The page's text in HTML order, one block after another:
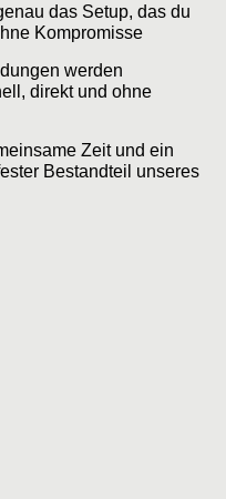
das Setup, das du
Kompromisse
werden
direkt und ohne
Zeit und ein
Bestandteil unseres